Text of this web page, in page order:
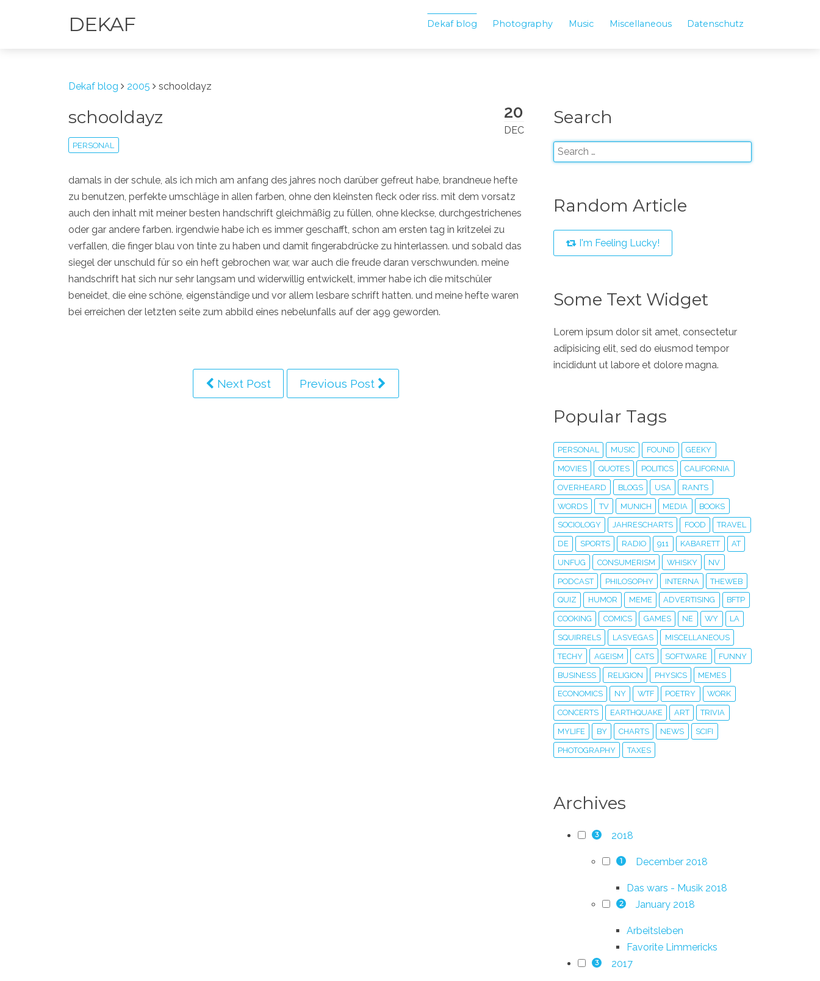
DEKAF Dekaf blog Photography Music Miscellaneous Datenschutz
Dekaf blog 2005 schooldayz
20
DEC
schooldayz
PERSONAL
damals in der schule, als ich mich am anfang des jahres noch darüber gefreut habe, brandneue hefte
zu benutzen, perfekte umschläge in allen farben, ohne den kleinsten fleck oder riss. mit dem vorsatz
auch den inhalt mit meiner besten handschrift gleichmäßig zu füllen, ohne kleckse, durchgestrichenes
oder gar andere farben. irgendwie habe ich es immer geschafft, schon am ersten tag in kritzelei zu
verfallen, die finger blau von tinte zu haben und damit fingerabdrücke zu hinterlassen. und sobald das
siegel der unschuld für so ein heft gebrochen war, war auch die freude daran verschwunden. meine
handschrift hat sich nur sehr langsam und widerwillig entwickelt, immer habe ich die mitschüler
beneidet, die eine schöne, eigenständige und vor allem lesbare schrift hatten. und meine hefte waren
bei erreichen der letzten seite zum abbild eines nebelunfalls auf der a99 geworden.
Next Post Previous Post
Search
Random Article
I'm Feeling Lucky!
Some Text Widget
Lorem ipsum dolor sit amet, consectetur
adipisicing elit, sed do eiusmod tempor
incididunt ut labore et dolore magna.
Popular Tags
PERSONAL MUSIC FOUND GEEKY
MOVIES QUOTES POLITICS CALIFORNIA
OVERHEARD BLOGS USA RANTS
WORDS TV MUNICH MEDIA BOOKS
SOCIOLOGY JAHRESCHARTS FOOD TRAVEL
DE SPORTS RADIO 911 KABARETT AT
UNFUG CONSUMERISM WHISKY NV
PODCAST PHILOSOPHY INTERNA THEWEB
QUIZ HUMOR MEME ADVERTISING BFTP
COOKING COMICS GAMES NE WY LA
SQUIRRELS LASVEGAS MISCELLANEOUS
TECHY AGEISM CATS SOFTWARE FUNNY
BUSINESS RELIGION PHYSICS MEMES
ECONOMICS NY WTF POETRY WORK
CONCERTS EARTHQUAKE ART TRIVIA
MYLIFE BY CHARTS NEWS SCIFI
PHOTOGRAPHY TAXES
Archives
3 2018
1 December 2018
Das wars - Musik 2018
2 January 2018
Arbeitsleben
Favorite Limmericks
3 2017